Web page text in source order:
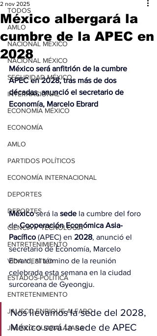
TODOS
AMLO
NACIONAL MÉXICO
NACIONAL MÉXICO
SEGURIDAD MÉXICO
INTERNACIONAL
ECONOMÍA MÉXICO
ECONOMÍA
AMLO
PARTIDOS POLÍTICOS
ECONOMÍA INTERNACIONAL
DEPORTES
DEPORTES
CIENCIA Y TECNOLOGÍA
ENTRETENIMIENTO
VIDA Y ESTILO
ESTADOS-POLÍTICA
ENTRETENIMIENTO
JALISCO-ENRIQUE ALFARO
JALISCO-GUADALAJARA
México albergará la
cumbre de la APEC en
2028
2 nov 2025
México será anfitrión de la cumbre
APEC en 2028, tras más de dos
décadas, anunció el secretario de
Economía, Marcelo Ebrard
México será la sede la cumbre del foro
de Cooperación Económica Asia-
Pacífico (APEC) en 2028, anunció el
secretario de Economía, Marcelo
Ebrard, al término de la reunión
celebrada esta semana en la ciudad
surcoreana de Gyeongju.
Nos llevamos la sede del 2028,
México será la sede de APEC